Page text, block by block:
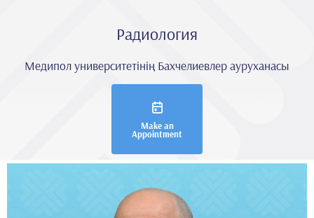
Радиология
Медипол университетінің Бахчелиевлер ауруханасы
Make an
Appointment